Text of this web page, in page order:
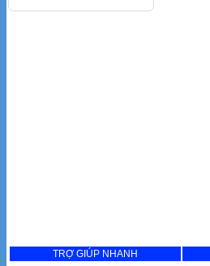
TRỢ GIÚP NHANH